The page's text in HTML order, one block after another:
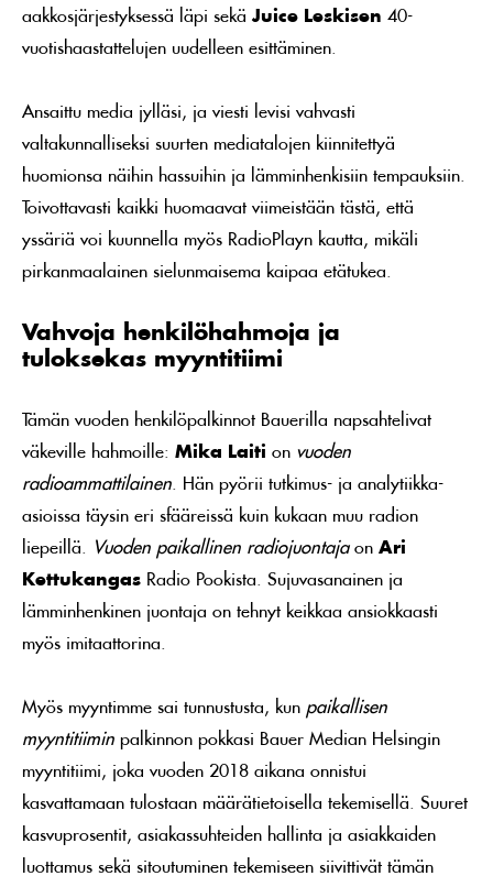
aakkosjärjestyksessä läpi sekä Juice Leskisen 40-
vuotishaastattelujen uudelleen esittäminen.
Ansaittu media jylläsi, ja viesti levisi vahvasti
valtakunnalliseksi suurten mediatalojen kiinnitettyä
huomionsa näihin hassuihin ja lämminhenkisiin tempauksiin.
Toivottavasti kaikki huomaavat viimeistään tästä, että
yssäriä voi kuunnella myös RadioPlayn kautta, mikäli
pirkanmaalainen sielunmaisema kaipaa etätukea.
Vahvoja henkilöhahmoja ja
tuloksekas myyntitiimi
Tämän vuoden henkilöpalkinnot Bauerilla napsahtelivat
väkeville hahmoille: Mika Laiti on vuoden
radioammattilainen . Hän pyörii tutkimus- ja analytiikka-
asioissa täysin eri sfääreissä kuin kukaan muu radion
liepeillä.
Vuoden paikallinen radiojuontajaon Ari
Kettukangas Radio Pookista. Sujuvasanainen ja
lämminhenkinen juontaja on tehnyt keikkaa ansiokkaasti
myös imitaattorina.
Myös myyntimme sai tunnustusta, kun paikallisen
myyntitiimin palkinnon pokkasi Bauer Median Helsingin
myyntitiimi, joka vuoden 2018 aikana onnistui
kasvattamaan tulostaan määrätietoisella tekemisellä. Suuret
kasvuprosentit, asiakassuhteiden hallinta ja asiakkaiden
luottamus sekä sitoutuminen tekemiseen siivittivät tämän